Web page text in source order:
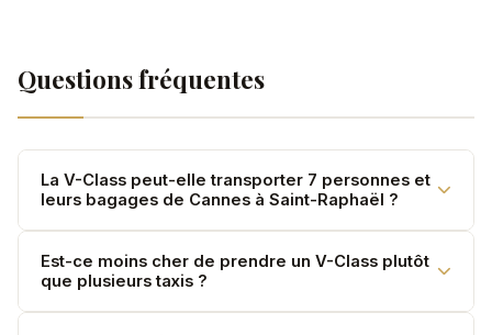
Questions fréquentes
La V-Class peut-elle transporter 7 personnes et
leurs bagages de Cannes à Saint-Raphaël ?
Oui. La Mercedes V-Class accueille jusqu'à 7
passagers avec leurs bagages. Pour des groupes plus
importants, nous pouvons organiser deux véhicules.
Est-ce moins cher de prendre un V-Class plutôt
que plusieurs taxis ?